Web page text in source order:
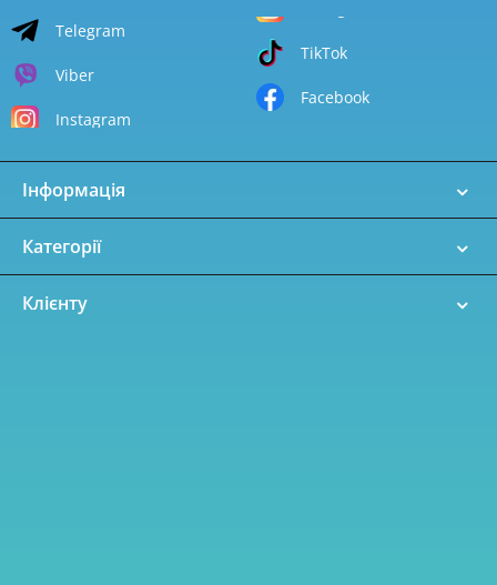
Telegram
Viber
Instagram
TikTok
Facebook
Інформація
Категорії
Клієнту